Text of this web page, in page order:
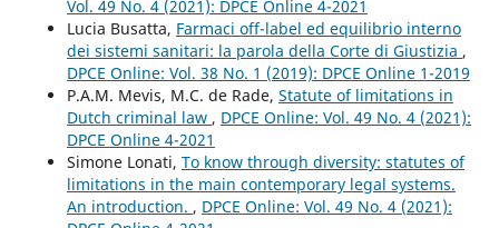
Vol. 49 No. 4 (2021): DPCE Online 4-2021
Lucia Busatta, Farmaci off-label ed equilibrio interno
dei sistemi sanitari: la parola della Corte di Giustizia ,
DPCE Online: Vol. 38 No. 1 (2019): DPCE Online 1-2019
P.A.M. Mevis, M.C. de Rade, Statute of limitations in
Dutch criminal law , DPCE Online: Vol. 49 No. 4 (2021):
DPCE Online 4-2021
Simone Lonati, To know through diversity: statutes of
limitations in the main contemporary legal systems.
An introduction. , DPCE Online: Vol. 49 No. 4 (2021):